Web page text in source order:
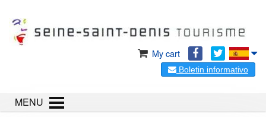
My cart
Boletin informativo
MENU